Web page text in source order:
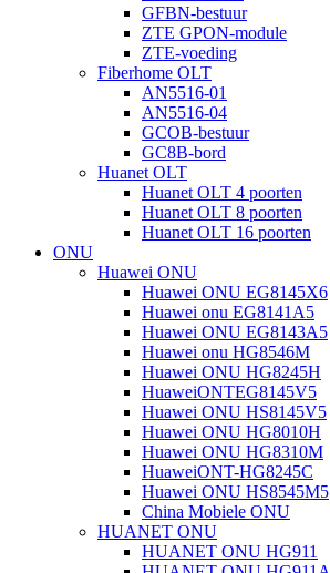
GFBN-bestuur
ZTE GPON-module
ZTE-voeding
Fiberhome OLT
AN5516-01
AN5516-04
GCOB-bestuur
GC8B-bord
Huanet OLT
Huanet OLT 4 poorten
Huanet OLT 8 poorten
Huanet OLT 16 poorten
ONU
Huawei ONU
Huawei ONU EG8145X6
Huawei onu EG8141A5
Huawei ONU EG8143A5
Huawei onu HG8546M
Huawei ONU HG8245H
HuaweiONTEG8145V5
Huawei ONU HS8145V5
Huawei ONU HG8010H
Huawei ONU HG8310M
HuaweiONT-HG8245C
Huawei ONU HS8545M5
China Mobiele ONU
HUANET ONU
HUANET ONU HG911